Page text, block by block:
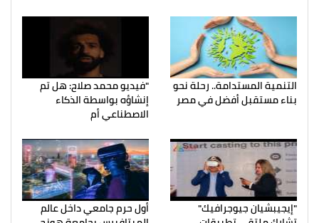
التنمية المستدامة.. رحلة نحو
بناء مستقبل أفضل في مصر
"فيديو محمد صلاح: هل تم
إنشاؤه بواسطة الذكاء
الاصطناعي أم
"إيجيبشيان جيوجرافيك" أول حرم جامعي داخل عالم